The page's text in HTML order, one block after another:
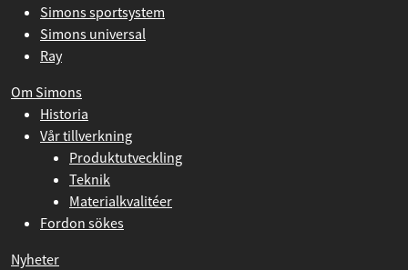
Simons sportsystem
Simons universal
Ray
Om Simons
Historia
Vår tillverkning
Produktutveckling
Teknik
Materialkvalitéer
Fordon sökes
Nyheter